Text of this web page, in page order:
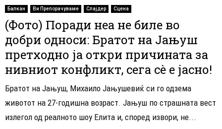
Балкан Ви Препорачуваме Слајдер Сцена
(Фото) Поради неа не биле во
добри односи: Братот на Јањуш
претходно ја откри причината за
нивниот конфликт, сега сè е јасно!
Братот на Јањуш, Михаило Јањушевиќ си го одзема
животот на 27-годишна возраст. Јањуш по страшната вест
излегол од реалното шоу Елита и, според извори, не...